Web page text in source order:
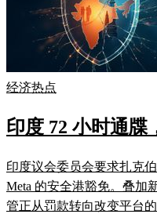
经济热点
印度 72 小时通牒
印度议会委员会要求扎克
Meta 的安全港豁免。叠加
管正从罚款转向改变平台的